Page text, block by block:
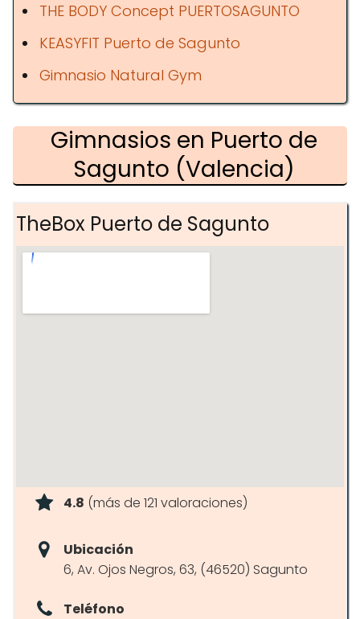
THE BODY Concept PUERTOSAGUNTO
KEASYFIT Puerto de Sagunto
Gimnasio Natural Gym
Gimnasios en Puerto de
Sagunto (Valencia)
TheBox Puerto de Sagunto
4.8 (más de 121 valoraciones)
Ubicación
6, Av. Ojos Negros, 63, (46520) Sagunto
Teléfono